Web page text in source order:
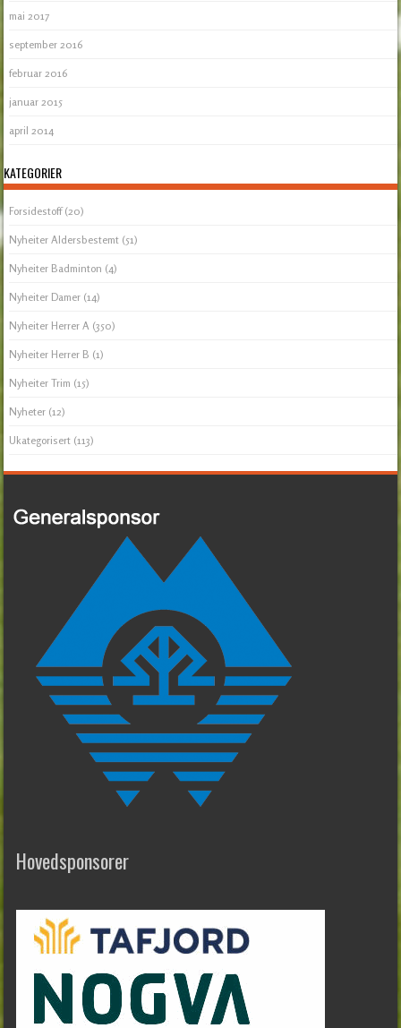
mai 2017
september 2016
februar 2016
januar 2015
april 2014
KATEGORIER
Forsidestoff(20)
Nyheiter Aldersbestemt (51)
Nyheiter Badminton (4)
Nyheiter Damer (14)
Nyheiter Herrer A (350)
Nyheiter Herrer B (1)
Nyheiter Trim (15)
Nyheter (12)
Ukategorisert (113)
Hovedsponsorer